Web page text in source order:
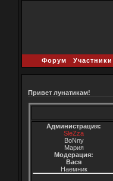
Форум Участники
Привет лунатикам!
Администрация:
SleZza
BoNny
Мария
Модерация:
Вася
Наемник